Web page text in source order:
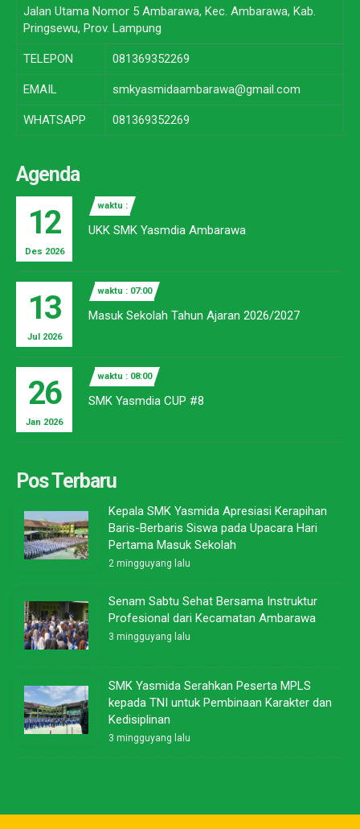
Jalan Utama Nomor 5 Ambarawa, Kec. Ambarawa, Kab.
Pringsewu, Prov. Lampung
TELEPON 081369352269
EMAIL smkyasmidaambarawa@gmail.com
WHATSAPP 081369352269
Agenda
12
Des 2026
waktu :
UKK SMK Yasmdia Ambarawa
13
Jul 2026
waktu : 07:00
Masuk Sekolah Tahun Ajaran 2026/2027
26
Jan 2026
waktu : 08:00
SMK Yasmdia CUP #8
Pos Terbaru
Kepala SMK Yasmida Apresiasi Kerapihan
Baris-Berbaris Siswa pada Upacara Hari
Pertama Masuk Sekolah
2 mingguyang lalu
Senam Sabtu Sehat Bersama Instruktur
Profesional dari Kecamatan Ambarawa
3 mingguyang lalu
SMK Yasmida Serahkan Peserta MPLS
kepada TNI untuk Pembinaan Karakter dan
Kedisiplinan
3 mingguyang lalu